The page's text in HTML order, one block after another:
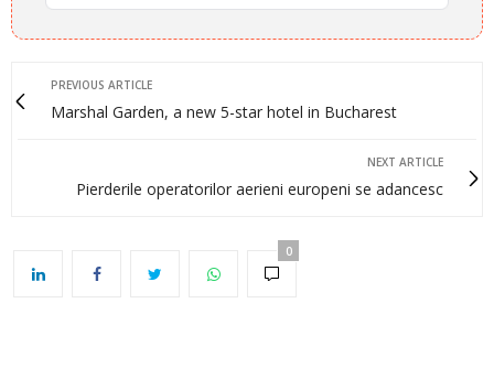
PREVIOUS ARTICLE
Marshal Garden, a new 5-star hotel in Bucharest
NEXT ARTICLE
Pierderile operatorilor aerieni europeni se adancesc
0